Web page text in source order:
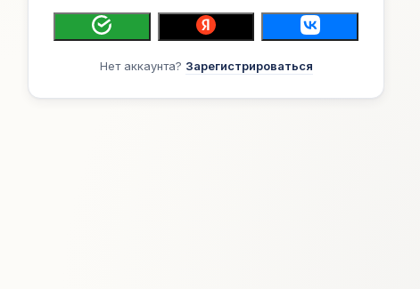
Нет аккаунта? Зарегистрироваться